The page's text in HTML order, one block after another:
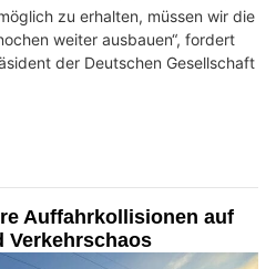
zu erhalten, müssen wir die
weiter ausbauen“, fordert
der Deutschen Gesellschaft
Auffahrkollisionen auf
Verkehrschaos